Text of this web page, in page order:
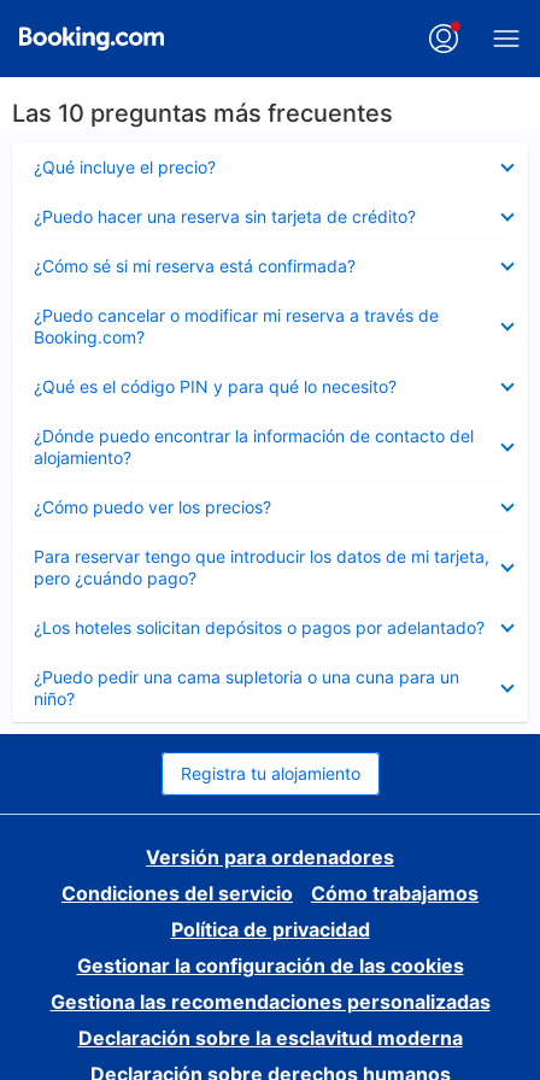
Las 10 preguntas más frecuentes
¿Qué incluye el precio?
cerrado
¿Puedo hacer una reserva sin tarjeta de crédito?
cerrado
¿Cómo sé si mi reserva está confirmada?
cerrado
¿Puedo cancelar o modificar mi reserva a través de
Booking.com?
cerrado
¿Qué es el código PIN y para qué lo necesito?
cerrado
¿Dónde puedo encontrar la información de contacto del
alojamiento?
cerrado
¿Cómo puedo ver los precios?
cerrado
Para reservar tengo que introducir los datos de mi tarjeta,
pero ¿cuándo pago?
cerrado
¿Los hoteles solicitan depósitos o pagos por adelantado?
cerrado
¿Puedo pedir una cama supletoria o una cuna para un
niño?
cerrado
Registra tu alojamiento
Versión para ordenadores
Condiciones del servicio
Cómo trabajamos
Política de privacidad
Gestionar la configuración de las cookies
Gestiona las recomendaciones personalizadas
Declaración sobre la esclavitud moderna
Declaración sobre derechos humanos